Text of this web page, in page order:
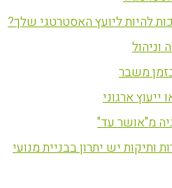
להיות ליועץ האסטרטגי שלך?
וניהול
משבר
ייעוץ ארגוני
מ"אושר עד"
ותיקות יש יתרון בבניית מנועי